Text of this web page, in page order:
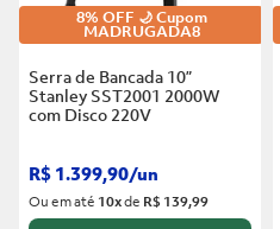
8% OFF 🌙 Cupom
MADRUGADA8
Serra de Bancada 10”
Stanley SST2001 2000W
com Disco 220V
R$ 1.399,90/un
Ou em até 10xde R$ 139,99